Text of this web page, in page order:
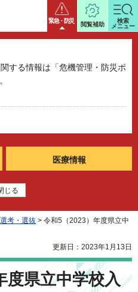
緊急・防災
する情報は「危機管理・防災ポ
医療情報
じる
閲覧補助
検索
メニュー
考・選抜 > 令和5（2023）年度県立中
更新日：2023年1月13日
度県立中学校入